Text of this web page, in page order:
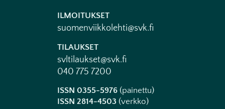
ILMOITUKSET
suomenviikkolehti@svk.fi
TILAUKSET
svltilaukset@svk.fi
040 775 7200
ISSN 0355-5976 (painettu)
ISSN 2814-4503 (verkko)